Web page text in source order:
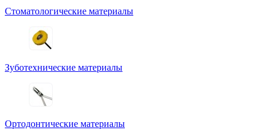
Стоматологические материалы
Зуботехнические материалы
Ортодонтические материалы